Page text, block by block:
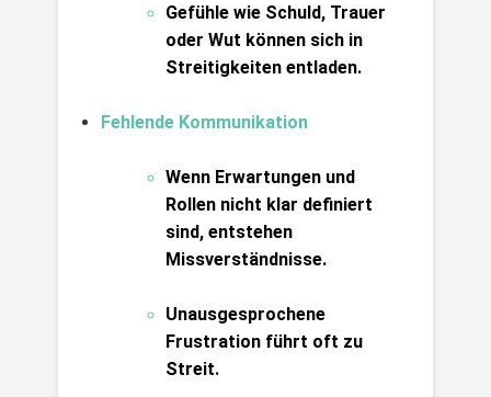
Gefühle wie Schuld, Trauer
oder Wut können sich in
Streitigkeiten entladen.
Fehlende Kommunikation
Wenn Erwartungen und
Rollen nicht klar definiert
sind, entstehen
Missverständnisse.
Unausgesprochene
Frustration führt oft zu
Streit.